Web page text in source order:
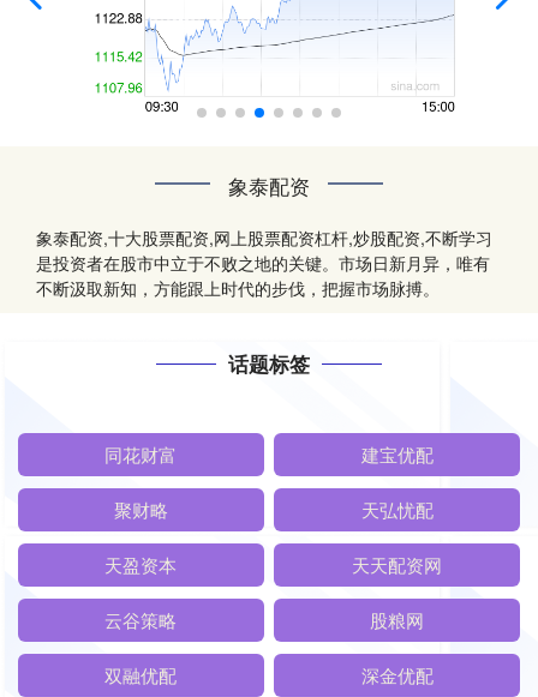
象泰配资
象泰配资,十大股票配资,网上股票配资杠杆,炒股配资,不断学习
是投资者在股市中立于不败之地的关键。市场日新月异，唯有
不断汲取新知，方能跟上时代的步伐，把握市场脉搏。
话题标签
同花财富 建宝优配
聚财略 天弘忧配
天盈资本 天天配资网
云谷策略 股粮网
双融优配 深金优配